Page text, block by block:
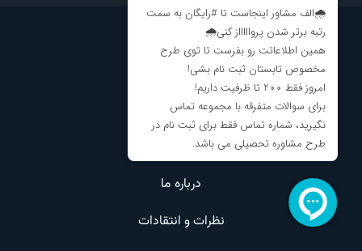
دسترسی سریع
الف مشاور
وبلاگ
تماس با ما
درباره ما
نظرات و انتقادات